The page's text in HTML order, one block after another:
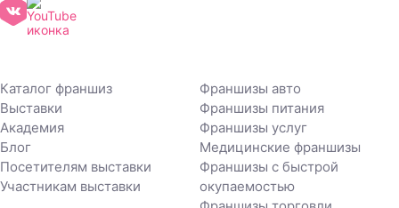
Каталог франшиз
Выставки
Академия
Блог
Посетителям выставки
Участникам выставки
Франшизы авто
Франшизы питания
Франшизы услуг
Медицинские франшизы
Франшизы с быстрой
окупаемостью